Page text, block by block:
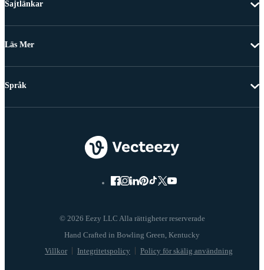
Sajtlänkar
Läs Mer
© 2026 Eezy LLC Alla rättigheter reserverade
Villkor Integritetspolicy Policy för skälig användning
Språk